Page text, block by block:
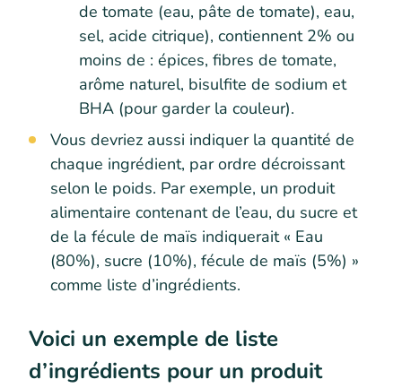
de tomate (eau, pâte de tomate), eau,
sel, acide citrique), contiennent 2% ou
moins de : épices, fibres de tomate,
arôme naturel, bisulfite de sodium et
BHA (pour garder la couleur).
Vous devriez aussi indiquer la quantité de
chaque ingrédient, par ordre décroissant
selon le poids. Par exemple, un produit
alimentaire contenant de l’eau, du sucre et
de la fécule de maïs indiquerait « Eau
(80%), sucre (10%), fécule de maïs (5%) »
comme liste d’ingrédients.
Voici un exemple de liste
d’ingrédients pour un produit